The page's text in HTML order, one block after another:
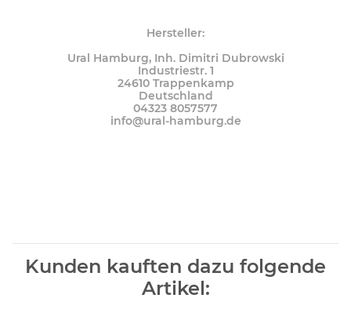
Hersteller:
Ural Hamburg, Inh. Dimitri Dubrowski
Industriestr. 1
24610 Trappenkamp
Deutschland
04323 8057577
info@ural-hamburg.de
Kunden kauften dazu folgende
Artikel: